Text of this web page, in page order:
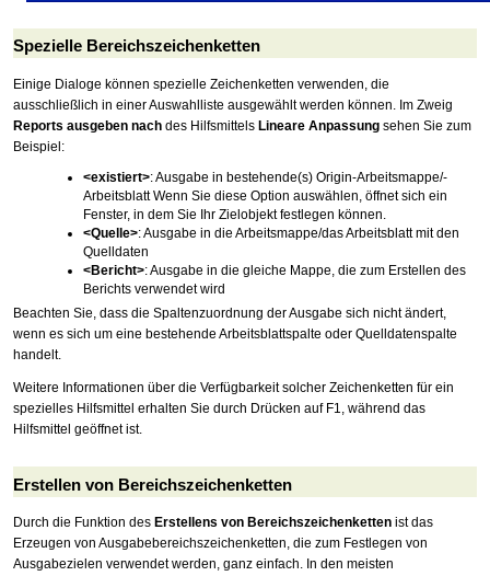
Spezielle Bereichszeichenketten
Einige Dialoge können spezielle Zeichenketten verwenden, die
ausschließlich in einer Auswahlliste ausgewählt werden können. Im Zweig
Reports ausgeben nach des Hilfsmittels Lineare Anpassung sehen Sie zum
Beispiel:
<existiert>: Ausgabe in bestehende(s) Origin-Arbeitsmappe/-
Arbeitsblatt Wenn Sie diese Option auswählen, öffnet sich ein
Fenster, in dem Sie Ihr Zielobjekt festlegen können.
<Quelle>: Ausgabe in die Arbeitsmappe/das Arbeitsblatt mit den
Quelldaten
<Bericht>: Ausgabe in die gleiche Mappe, die zum Erstellen des
Berichts verwendet wird
Beachten Sie, dass die Spaltenzuordnung der Ausgabe sich nicht ändert,
wenn es sich um eine bestehende Arbeitsblattspalte oder Quelldatenspalte
handelt.
Weitere Informationen über die Verfügbarkeit solcher Zeichenketten für ein
spezielles Hilfsmittel erhalten Sie durch Drücken auf F1, während das
Hilfsmittel geöffnet ist.
Erstellen von Bereichszeichenketten
Durch die Funktion des Erstellens von Bereichszeichenketten ist das
Erzeugen von Ausgabebereichszeichenketten, die zum Festlegen von
Ausgabezielen verwendet werden, ganz einfach. In den meisten